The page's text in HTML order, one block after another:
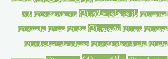
آموزشی (2) بازی های خلاق (3) بازی های فکری (2) بازی
هوشی (2) ترس (2) تشویق (3) تفکر (2) تنبیه (2) توانمندی (2)
تولید (2) تولید بازی های فکری (2) جشنواره ملی اسباب‌بازی (2)